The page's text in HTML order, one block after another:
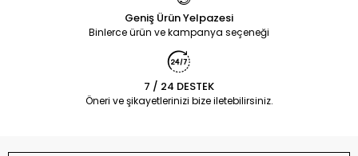
Geniş Ürün Yelpazesi
Binlerce ürün ve kampanya seçeneği
7 / 24 DESTEK
Öneri ve şikayetlerinizi bize iletebilirsiniz.